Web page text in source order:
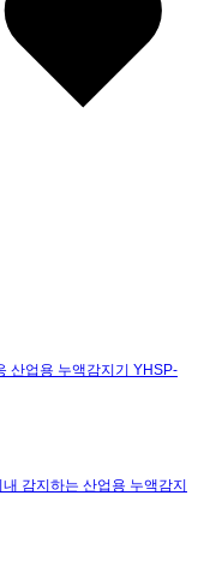
산업용 누액감지기 YHSP-
감지하는 산업용 누액감지